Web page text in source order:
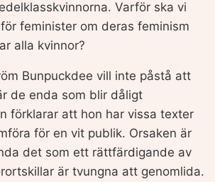
Varför ska vi
feminister om deras feminism
alla kvinnor?
Bunpuckdee vill inte påstå att
de enda som blir dåligt
förklarar att hon har vissa texter
för en vit publik. Orsaken är
det som ett rättfärdigande av
är tvungna att genomlida.